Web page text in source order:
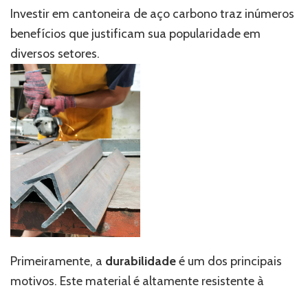
Investir em cantoneira de aço carbono traz inúmeros
benefícios que justificam sua popularidade em
diversos setores.
Primeiramente, a durabilidadeé um dos principais
motivos. Este material é altamente resistente à